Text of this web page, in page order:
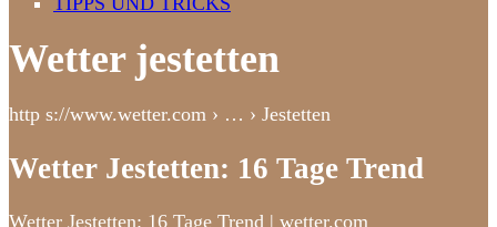
Wetter jestetten
http s://www.wetter.com › … › Jestetten
Wetter Jestetten: 16 Tage Trend
Wetter Jestetten: 16 Tage Trend | wetter.com